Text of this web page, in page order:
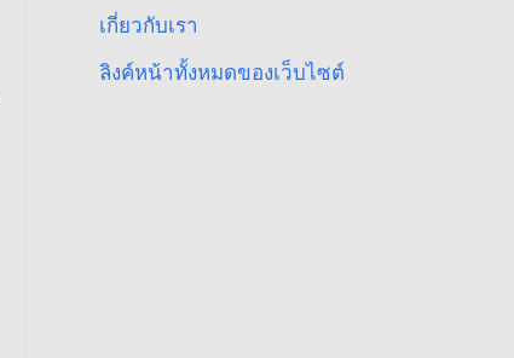
เกี่ยวกับเรา
ลิงค์หน้าทั้งหมดของเว็บไซต์